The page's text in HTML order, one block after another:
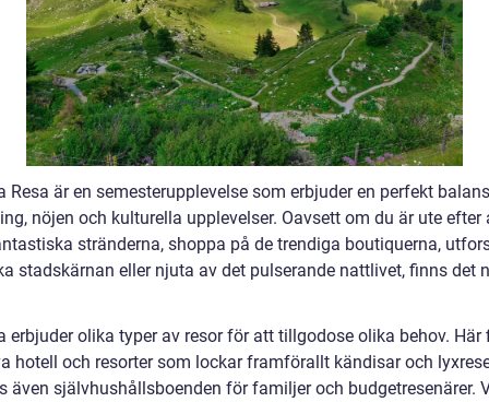
Resa är en semesterupplevelse som erbjuder en perfekt
nöjen och kulturella upplevelser. Oavsett om du är ute efter
stränderna, shoppa på de trendiga boutiquerna,
stadskärnan eller njuta av det pulserande nattlivet, finns det
erbjuder olika typer av resor för att tillgodose olika behov. Här
hotell och resorter som lockar framförallt kändisar och
även självhushållsboenden för familjer och budgetresenärer.